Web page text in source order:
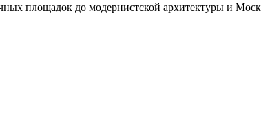
площадок до модернистской архитектуры и